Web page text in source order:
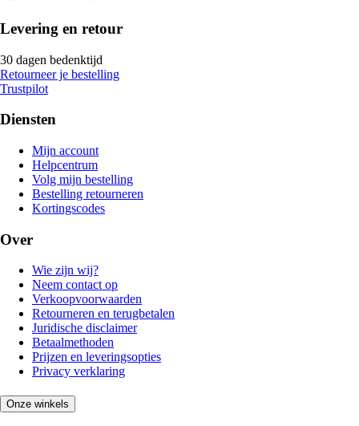
Levering en retour
30 dagen bedenktijd
Retourneer je bestelling
Trustpilot
Diensten
Mijn account
Helpcentrum
Volg mijn bestelling
Bestelling retourneren
Kortingscodes
Over
Wie zijn wij?
Neem contact op
Verkoopvoorwaarden
Retourneren en terugbetalen
Juridische disclaimer
Betaalmethoden
Prijzen en leveringsopties
Privacy verklaring
Onze winkels